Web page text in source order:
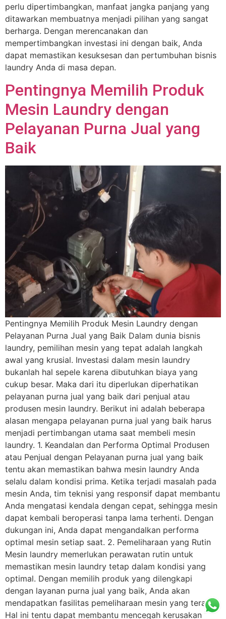
perlu dipertimbangkan, manfaat jangka panjang yang
ditawarkan membuatnya menjadi pilihan yang sangat
berharga. Dengan merencanakan dan
mempertimbangkan investasi ini dengan baik, Anda
dapat memastikan kesuksesan dan pertumbuhan bisnis
laundry Anda di masa depan.
Pentingnya Memilih Produk
Mesin Laundry dengan
Pelayanan Purna Jual yang
Baik
Pentingnya Memilih Produk Mesin Laundry dengan
Pelayanan Purna Jual yang Baik Dalam dunia bisnis
laundry, pemilihan mesin yang tepat adalah langkah
awal yang krusial. Investasi dalam mesin laundry
bukanlah hal sepele karena dibutuhkan biaya yang
cukup besar. Maka dari itu diperlukan diperhatikan
pelayanan purna jual yang baik dari penjual atau
produsen mesin laundry. Berikut ini adalah beberapa
alasan mengapa pelayanan purna jual yang baik harus
menjadi pertimbangan utama saat membeli mesin
laundry. 1. Keandalan dan Performa Optimal Produsen
atau Penjual dengan Pelayanan purna jual yang baik
tentu akan memastikan bahwa mesin laundry Anda
selalu dalam kondisi prima. Ketika terjadi masalah pada
mesin Anda, tim teknisi yang responsif dapat membantu
Anda mengatasi kendala dengan cepat, sehingga mesin
dapat kembali beroperasi tanpa lama terhenti. Dengan
dukungan ini, Anda dapat mengandalkan performa
optimal mesin setiap saat. 2. Pemeliharaan yang Rutin
Mesin laundry memerlukan perawatan rutin untuk
memastikan mesin laundry tetap dalam kondisi yang
optimal. Dengan memilih produk yang dilengkapi
dengan layanan purna jual yang baik, Anda akan
mendapatkan fasilitas pemeliharaan mesin yang teratur.
Hal ini tentu dapat membantu mencegah kerusakan